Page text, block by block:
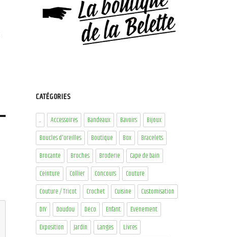
CATÉGORIES
... Accessoires Bandeaux Bavoirs
Bijoux
Boucles d'oreilles
Boutique Box
Bracelets
Brocante
Broches Broderie
Cape de bain
Ceinture
Collier Concours
Couture
Couture / Tricot
Crochet Cuisine
Customisation
DIY
Doudou Déco Enfant
Evénement
Exposition
Jardin Langes
Livres